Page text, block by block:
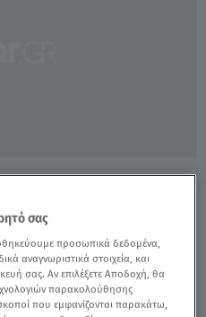
Πιθανό Είναι Να
σας
προσωπικά δεδομένα,
αναγνωριστικά στοιχεία, και
σας. Αν επιλέξετε Αποδοχή, θα
παρακολούθησης
που εμφανίζονται παρακάτω,